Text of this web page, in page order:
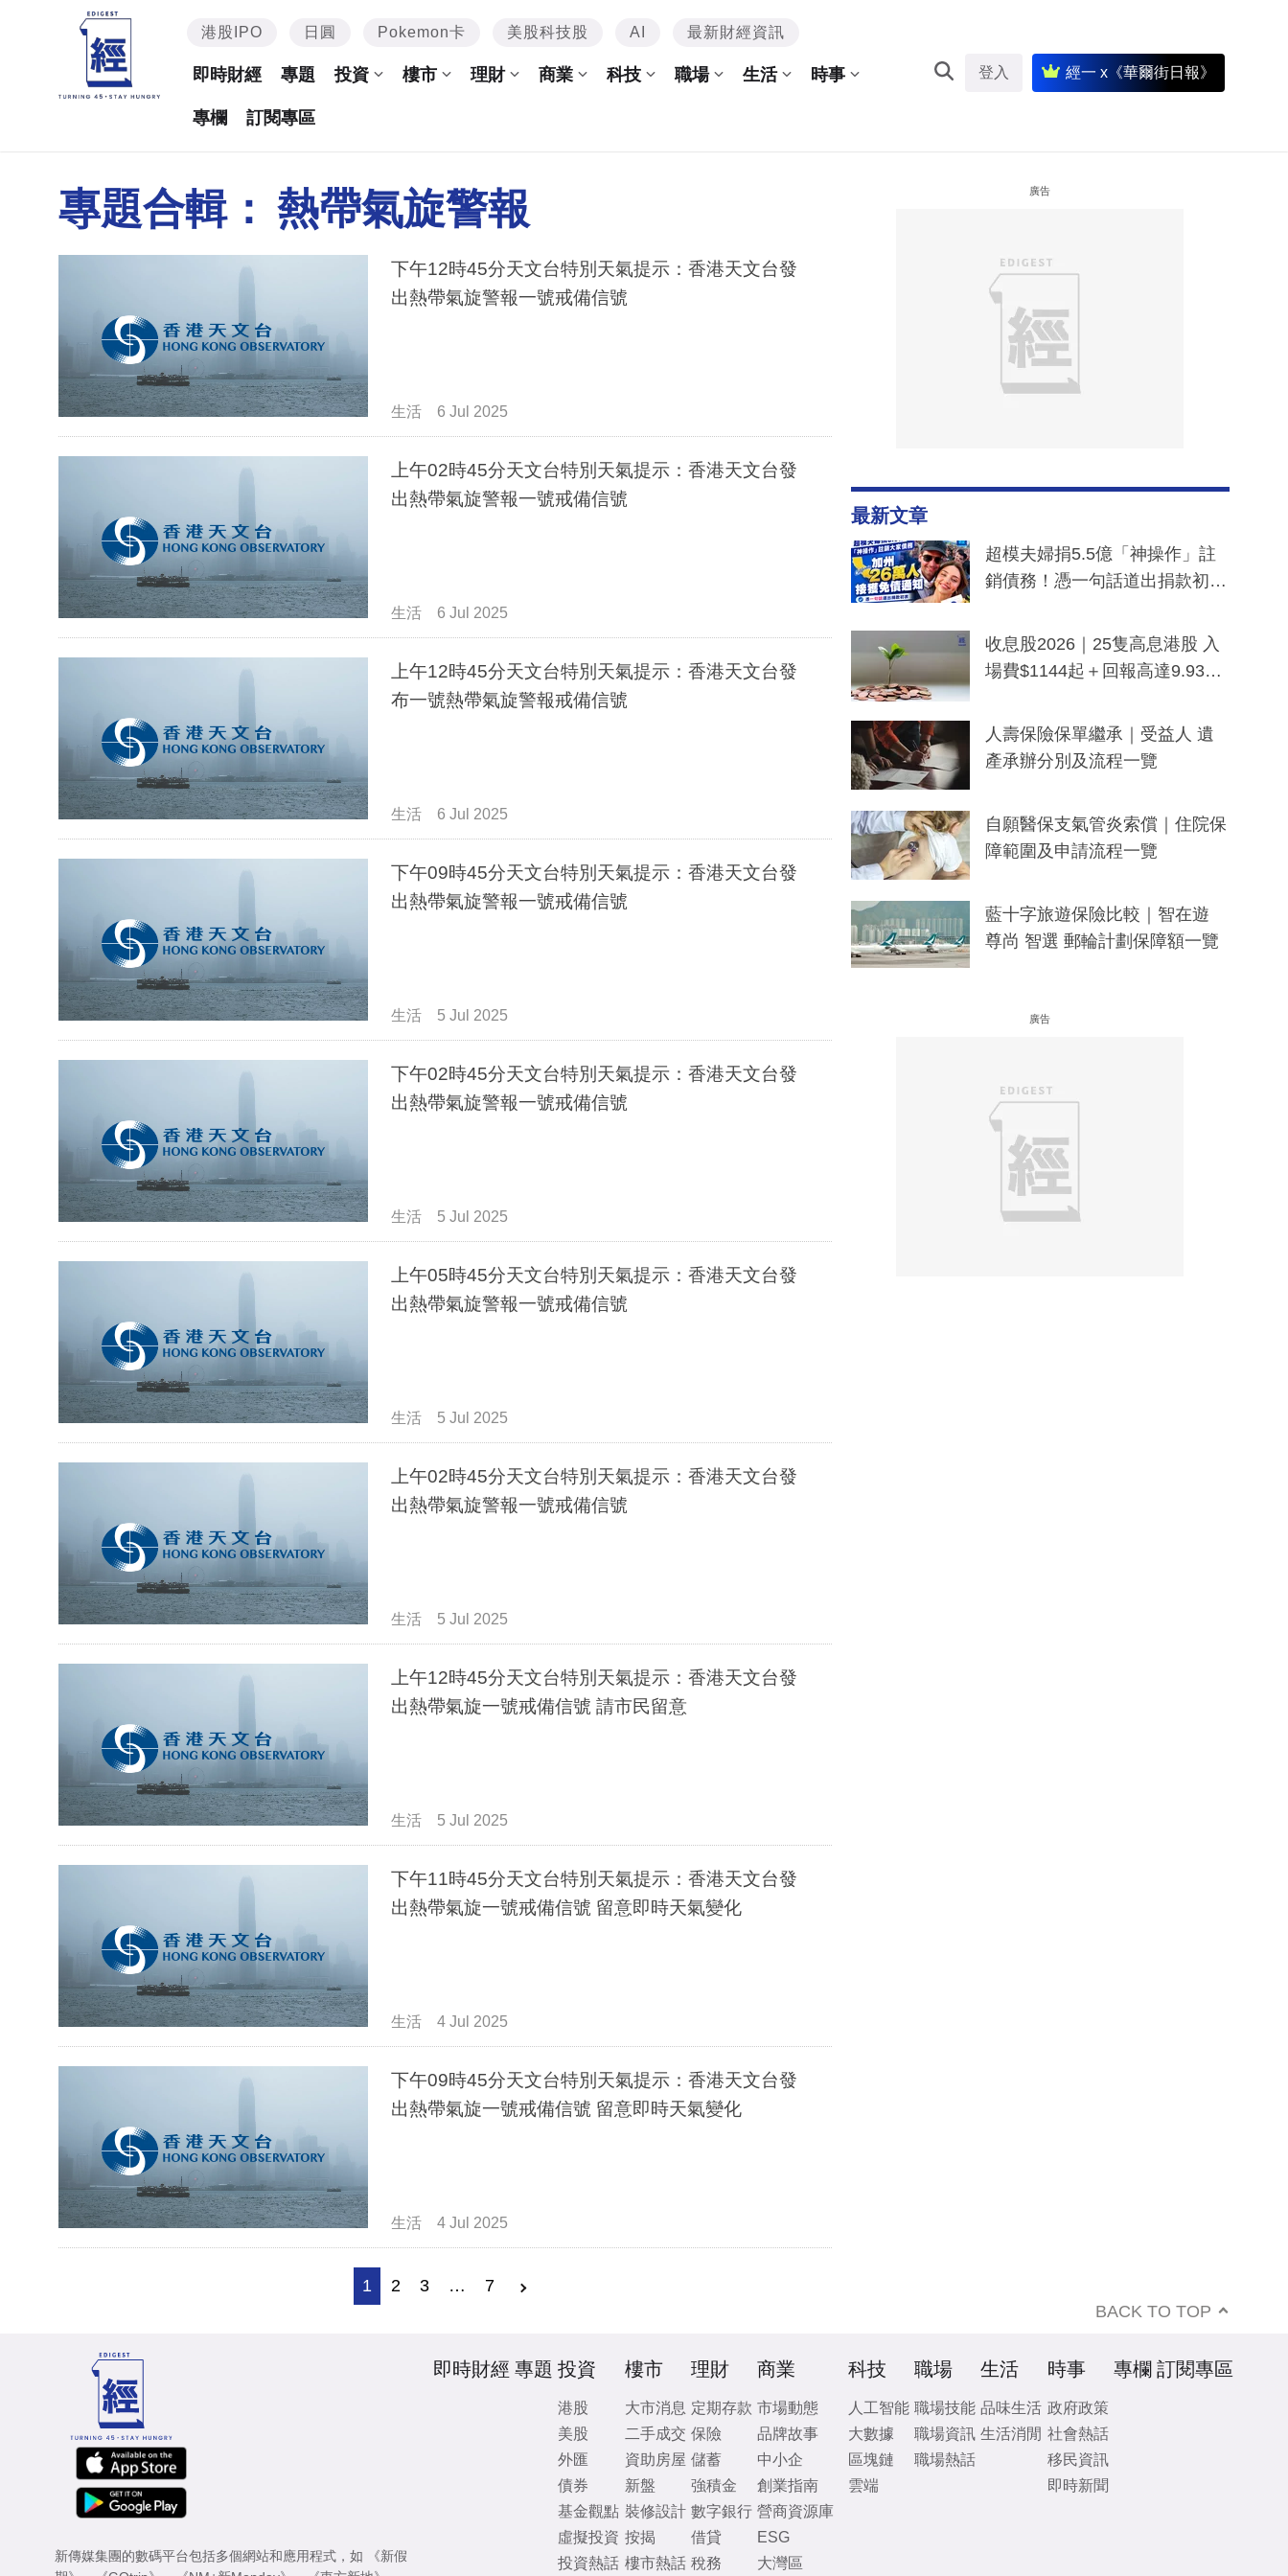
港股IPO 日圓 Pokemon卡 美股科技股 AI 最新財經資訊
即時財經 專題 投資 樓市 理財 商業 科技 職場 生活 時事
專欄 訂閱專區
登入 經一 x《華爾街日報》
專題合輯： 熱帶氣旋警報
下午12時45分天文台特別天氣提示：香港天文台發
出熱帶氣旋警報一號戒備信號
生活 6 Jul 2025
上午02時45分天文台特別天氣提示：香港天文台發
出熱帶氣旋警報一號戒備信號
生活 6 Jul 2025
上午12時45分天文台特別天氣提示：香港天文台發
布一號熱帶氣旋警報戒備信號
生活 6 Jul 2025
下午09時45分天文台特別天氣提示：香港天文台發
出熱帶氣旋警報一號戒備信號
生活 5 Jul 2025
下午02時45分天文台特別天氣提示：香港天文台發
出熱帶氣旋警報一號戒備信號
生活 5 Jul 2025
上午05時45分天文台特別天氣提示：香港天文台發
出熱帶氣旋警報一號戒備信號
生活 5 Jul 2025
上午02時45分天文台特別天氣提示：香港天文台發
出熱帶氣旋警報一號戒備信號
生活 5 Jul 2025
上午12時45分天文台特別天氣提示：香港天文台發
出熱帶氣旋一號戒備信號 請市民留意
生活 5 Jul 2025
下午11時45分天文台特別天氣提示：香港天文台發
出熱帶氣旋一號戒備信號 留意即時天氣變化
生活 4 Jul 2025
下午09時45分天文台特別天氣提示：香港天文台發
出熱帶氣旋一號戒備信號 留意即時天氣變化
生活 4 Jul 2025
1 2 3 … 7
廣告
最新文章
超模夫婦捐5.5億「神操作」註
銷債務！憑一句話道出捐款初
一度被誤當詐騙手段
收息股2026｜25隻高息港股 入
場費$1144起＋回報高達9.93
人壽保險保單繼承｜受益人 遺
產承辦分別及流程一覽
自願醫保支氣管炎索償｜住院保
障範圍及申請流程一覽
藍十字旅遊保險比較｜智在遊
尊尚 智選 郵輪計劃保障額一覽
廣告
BACK TO TOP
新傳媒集團的數碼平台包括多個網站和應用程式，如
《新假
即時財經 專題 投資
港股
美股
外匯
債券
基金觀點
虛擬投資
投資熱話
樓市
大市消息
二手成交
資助房屋
新盤
裝修設計
按揭
樓市熱話
理財
定期存款
保險
儲蓄
強積金
數字銀行
借貸
稅務
商業
市場動態
品牌故事
中小企
創業指南
營商資源庫
ESG
大灣區
科技
人工智能
大數據
區塊鏈
雲端
職場
職場技能
職場資訊
職場熱話
生活
品味生活
生活消閒
時事
政府政策
社會熱話
移民資訊
即時新聞
專欄 訂閱專區